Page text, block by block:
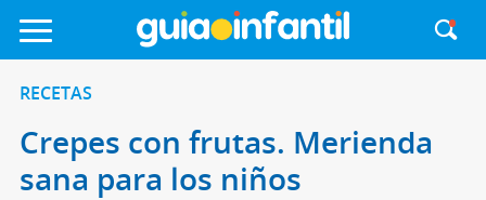
RECETAS
Crepes con frutas. Merienda
sana para los niños